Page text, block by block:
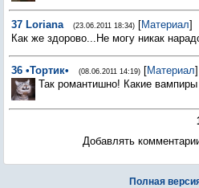
37 Loriana (23.06.2011 18:34) [Материал]
Как же здорово...Не могу никак
36 •Тортик• (08.06.2011 14:19) [Материал]
Так романтишно! Какие
Добавлять
Полная